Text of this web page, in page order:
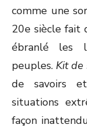
comme une
20e siècle fait
ébranlé les
peuples. Kit de
de savoirs
situations
façon